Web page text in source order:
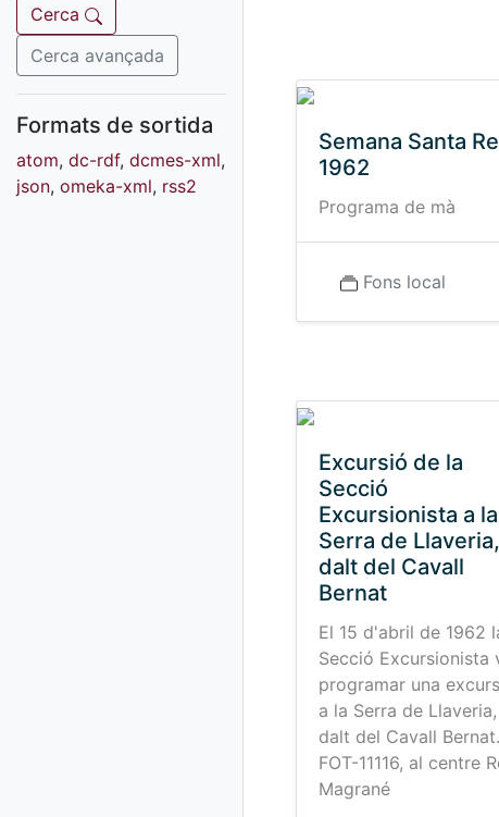
Fons fotogràfic
Fons d'art
Cerca
Cerca avançada
Formats de sortida
atom, dc-rdf, dcmes-xml,
json, omeka-xml, rss2
Semana Santa
1962
Programa de mà
Fons local
Excursió de la
Secció
Excursionista a la
Serra de Llaveria,
dalt del Cavall
Bernat
El 15 d'abril de 1962
Secció Excursionista
programar una
a la Serra de Llaveria,
dalt del Cavall Bernat.
FOT-11116, al centre
Magrané